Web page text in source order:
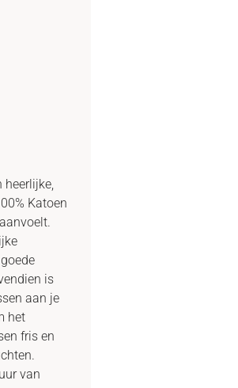
heerlijke,
Katoen
is
aan je
het
fris en
van